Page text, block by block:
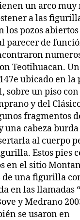
un arco muy
a las
los pozos
parecer de
Teotihuacan.
ubicado en la
sobre un piso
y del
fragmentos
una cabeza
al cuerpo
Estos pies
en el sitio
una figurilla
en las llamadas
y Medrano
se usaron en